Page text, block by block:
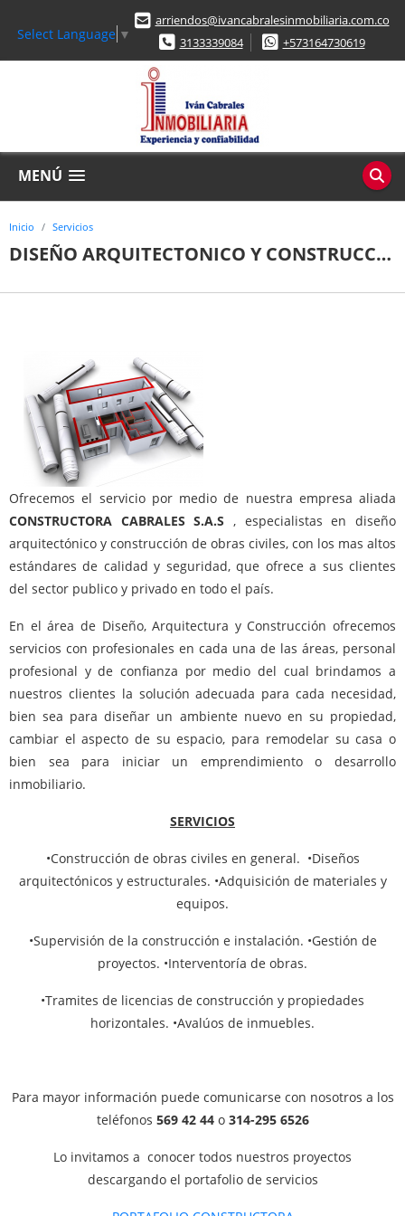
Select Language ▼
arriendos@ivancabralesinmobiliaria.com.co
3133339084
+573164730619
MENÚ
Inicio Servicios
DISEÑO ARQUITECTONICO Y CONSTRUCCIÓN
Ofrecemos el servicio por medio de nuestra empresa aliada
CONSTRUCTORA CABRALES S.A.S , especialistas en diseño
arquitectónico y construcción de obras civiles, con los mas altos
estándares de calidad y seguridad, que ofrece a sus clientes
del sector publico y privado en todo el país.
En el área de Diseño, Arquitectura y Construcción ofrecemos
servicios con profesionales en cada una de las áreas, personal
profesional y de confianza por medio del cual brindamos a
nuestros clientes la solución adecuada para cada necesidad,
bien sea para diseñar un ambiente nuevo en su propiedad,
cambiar el aspecto de su espacio, para remodelar su casa o
bien sea para iniciar un emprendimiento o desarrollo
inmobiliario.
SERVICIOS
•Construcción de obras civiles en general. •Diseños
arquitectónicos y estructurales. •Adquisición de materiales y
equipos.
•Supervisión de la construcción e instalación. •Gestión de
proyectos. •Interventoría de obras.
•Tramites de licencias de construcción y propiedades
horizontales. •Avalúos de inmuebles.
Para mayor información puede comunicarse con nosotros a los
teléfonos 569 42 44o 314-295 6526
Lo invitamos a conocer todos nuestros proyectos
descargando el portafolio de servicios